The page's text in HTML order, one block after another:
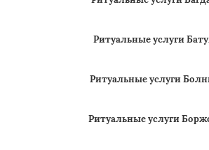
Ритуальные услуги
Ритуальные услуги
Ритуальные услуги